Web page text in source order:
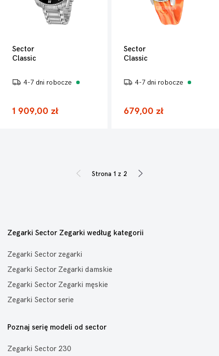
Sector
Classic
4-7 dni robocze
1 909,00 zł
Sector
Classic
4-7 dni robocze
679,00 zł
Strona 1 z 2
Zegarki Sector Zegarki według kategorii
Zegarki Sector zegarki
Zegarki Sector Zegarki damskie
Zegarki Sector Zegarki męskie
Zegarki Sector serie
Poznaj serię modeli od sector
Zegarki Sector 230